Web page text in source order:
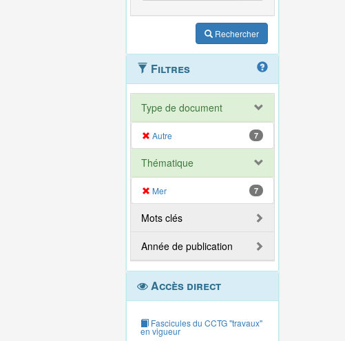
Rechercher
Filtres
Type de document
Autre 7
Thématique
Mer 7
Mots clés
Année de publication
Accès direct
Fascicules du CCTG "travaux"
en vigueur